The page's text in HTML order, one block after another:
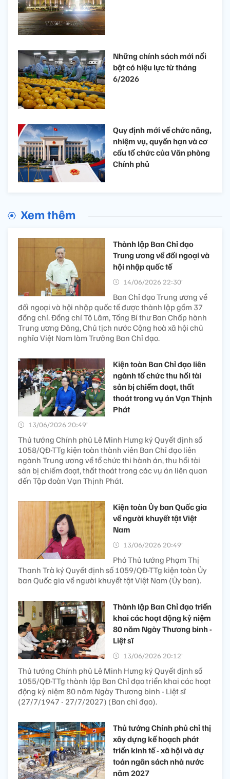
Những chính sách mới nổi
bật có hiệu lực từ tháng
6/2026
Quy định mới về chức năng,
nhiệm vụ, quyền hạn và cơ
cấu tổ chức của Văn phòng
Chính phủ
Xem thêm
Thành lập Ban Chỉ đạo
Trung ương về đối ngoại và
hội nhập quốc tế
14/06/2026 22:30’
Ban Chỉ đạo Trung ương về
đối ngoại và hội nhập quốc tế được thành lập gồm 37
đồng chí. Đồng chí Tô Lâm, Tổng Bí thư Ban Chấp hành
Trung ương Đảng, Chủ tịch nước Cộng hoà xã hội chủ
nghĩa Việt Nam làm Trưởng Ban Chỉ đạo.
Kiện toàn Ban Chỉ đạo liên
ngành tổ chức thu hồi tài
sản bị chiếm đoạt, thất
thoát trong vụ án Vạn Thịnh
Phát
13/06/2026 20:49’
Thủ tướng Chính phủ Lê Minh Hưng ký Quyết định số
1058/QĐ-TTg kiện toàn thành viên Ban Chỉ đạo liên
ngành Trung ương về tổ chức thi hành án, thu hồi tài
sản bị chiếm đoạt, thất thoát trong các vụ án liên quan
đến Tập đoàn Vạn Thịnh Phát.
Kiện toàn Ủy ban Quốc gia
về người khuyết tật Việt
Nam
13/06/2026 20:49’
Phó Thủ tướng Phạm Thị
Thanh Trà ký Quyết định số 1059/QĐ-TTg kiện toàn Ủy
ban Quốc gia về người khuyết tật Việt Nam (Ủy ban).
Thành lập Ban Chỉ đạo triển
khai các hoạt động kỷ niệm
80 năm Ngày Thương binh -
Liệt sĩ
13/06/2026 20:12’
Thủ tướng Chính phủ Lê Minh Hưng ký Quyết định số
1055/QĐ-TTg thành lập Ban Chỉ đạo triển khai các hoạt
động kỷ niệm 80 năm Ngày Thương binh - Liệt sĩ
(27/7/1947 - 27/7/2027) (Ban chỉ đạo).
Thủ tướng Chính phủ chỉ thị
xây dựng kế hoạch phát
triển kinh tế - xã hội và dự
toán ngân sách nhà nước
năm 2027